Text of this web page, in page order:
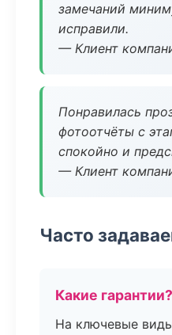
замечаний
исправили.
— Клиент
Понравилась
фотоотчёты с
спокойно и
— Клиент
Часто
Какие гарантии?
На ключевые